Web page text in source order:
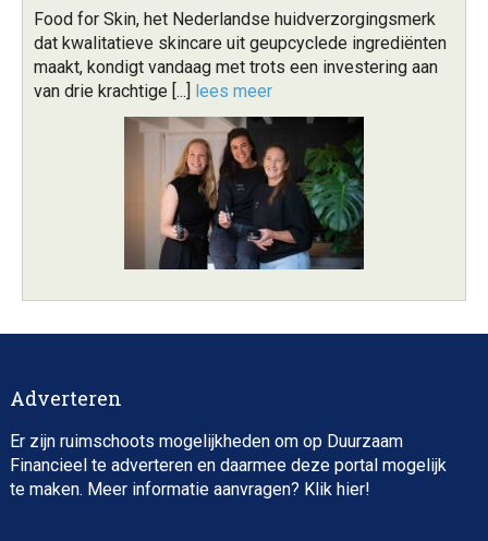
Food for Skin, het Nederlandse huidverzorgingsmerk
dat kwalitatieve skincare uit geupcyclede ingrediënten
maakt, kondigt vandaag met trots een investering aan
van drie krachtige [...] lees meer
Adverteren
Er zijn ruimschoots mogelijkheden om op Duurzaam
Financieel te adverteren en daarmee deze portal mogelijk
te maken. Meer informatie aanvragen? Klik hier!